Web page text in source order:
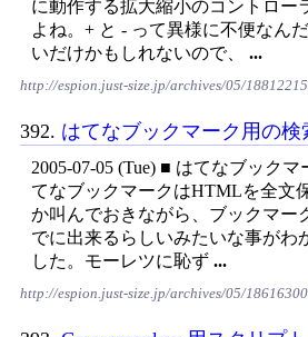
に動作する拡大縮小のコントロー
よね。+ と - って異様に不便なん
いだけかもしれないので、 ...
http://espion.just-size.jp/archives/05/
392. はてなブックマーク用の検
2005-07-05 (Tue) ■ はてなブック
てなブックマークはHTMLを全文
か叫んでおきながら、ブックマー
でに出来るらしいみたいな事がわ
した。モーレツに恥ず ...
http://espion.just-size.jp/archives/05/